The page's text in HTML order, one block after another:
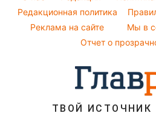
Новости Сум
Новости Черкассы
Модные ошибки
Новости моды
Советы от Андре Тана
Редакционная политика
Реклама на сайте
Мы в
Отчет о
ТВОЙ ИСТОЧНИК